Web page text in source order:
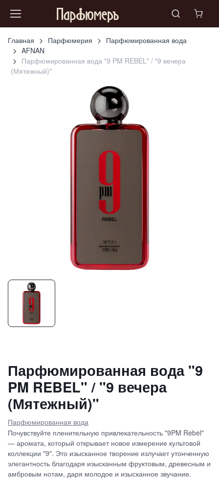
Главная Парфюмерия
Парфюмированная вода
AFNAN
Парфюмированная вода "9 PM REBEL" / "9 вечера
(Мятежный)"
Парфюмированная вода "9
PM REBEL" / "9 вечера
(Мятежный)"
Парфюмированная вода
Почувствуйте пленительную привлекательность "9PM Rebel"
— аромата, который открывает новое измерение культовой
коллекции "9". Это изысканное творение излучает утонченную
элегантность благодаря изысканным фруктовым, древесным и
амбровым нотам, даря молодое и изысканное звучание.